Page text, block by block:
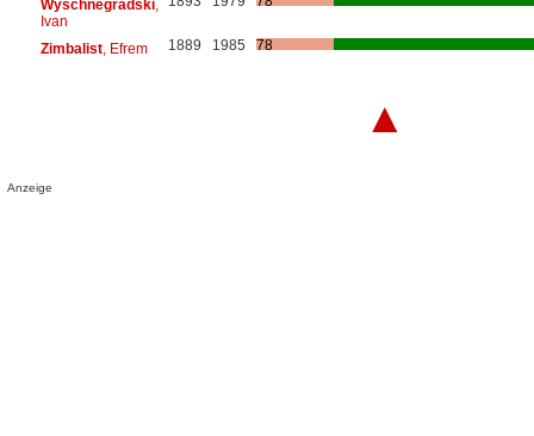
Wyschnegradski,
Ivan
Zimbalist, Efrem 1889 1985 78
▲
Anzeige